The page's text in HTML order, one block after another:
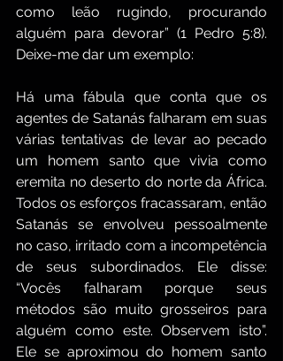
como leão rugindo, procurando
alguém para devorar” (1 Pedro 5:8).
Deixe-me dar um exemplo:
Há uma fábula que conta que os
agentes de Satanás falharam em suas
várias tentativas de levar ao pecado
um homem santo que vivia como
eremita no deserto do norte da África.
Todos os esforços fracassaram, então
Satanás se envolveu pessoalmente
no caso, irritado com a incompetência
de seus subordinados. Ele disse:
“Vocês falharam porque seus
métodos são muito grosseiros para
alguém como este. Observem isto”.
Ele se aproximou do homem santo